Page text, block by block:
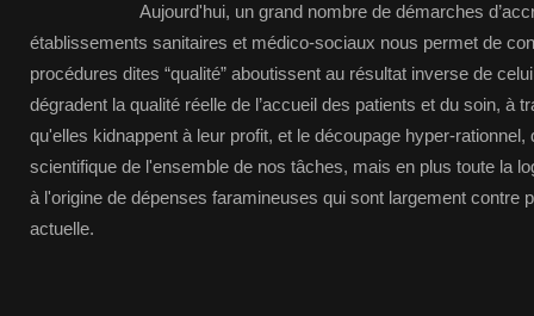
Aujourd'hui, un grand nombre de démarches
établissements sanitaires et médico-sociaux nous permet de
procédures dites “qualité” aboutissent au résultat inverse de
dégradent la qualité réelle de l’accueil des patients et du soin, à
qu'elles kidnappent à leur profit, et le découpage hyper-
scientifique de l'ensemble de nos tâches, mais en plus toute la
à l'origine de dépenses faramineuses qui sont largement contre
actuelle.